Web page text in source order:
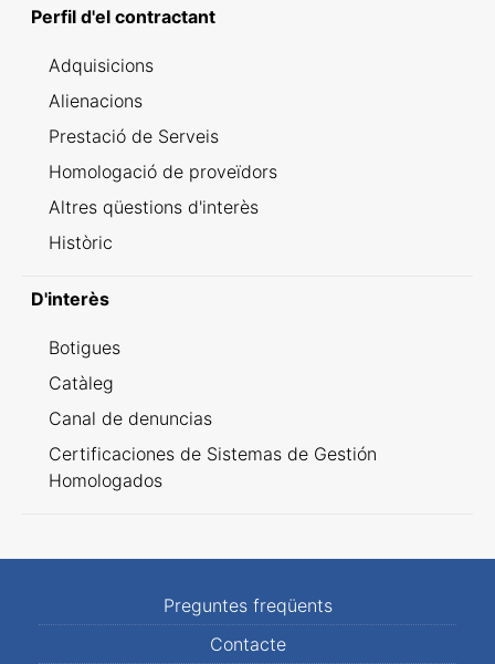
Perfil d'el contractant
Adquisicions
Alienacions
Prestació de Serveis
Homologació de proveïdors
Altres qüestions d'interès
Històric
D'interès
Botigues
Catàleg
Canal de denuncias
Certificaciones de Sistemas de Gestión
Homologados
Preguntes freqüents
Contacte